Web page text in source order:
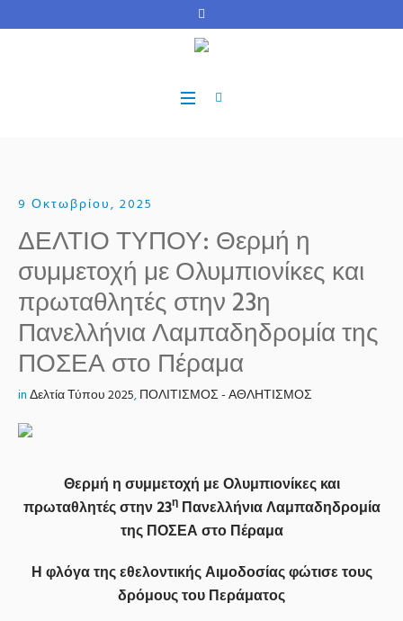
9 Οκτωβρίου, 2025
ΔΕΛΤΙΟ ΤΥΠΟΥ: Θερμή η
συμμετοχή με Ολυμπιονίκες και
πρωταθλητές στην 23η
Πανελλήνια Λαμπαδηδρομία της
ΠΟΣΕΑ στο Πέραμα
inΔελτία Τύπου 2025,ΠΟΛΙΤΙΣΜΟΣ - ΑΘΛΗΤΙΣΜΟΣ
Θερμή η συμμετοχή με Ολυμπιονίκες και
πρωταθλητές στην23ηΠανελλήνιαΛαμπαδηδρομία
της ΠΟΣΕΑ στο Πέραμα
Η φλόγα της εθελοντικής Αιμοδοσίας φώτισε τους
δρόμους του Περάματος